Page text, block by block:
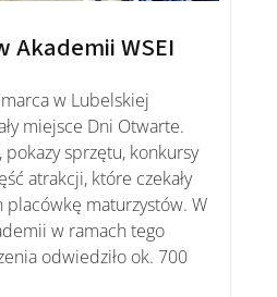
Akademii WSEI
w Lubelskiej
miejsce Dni Otwarte.
pokazy sprzętu, konkursy
atrakcji, które czekały
placówkę maturzystów. W
w ramach tego
odwiedziło ok. 700